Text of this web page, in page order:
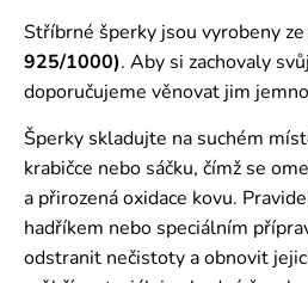
Stříbrné šperky jsou vyrobeny ze
925/1000). Aby si zachovaly
doporučujeme věnovat jim
Šperky skladujte na suchém
krabičce nebo sáčku, čímž se
a přirozená oxidace kovu.
hadříkem nebo speciálním
odstranit nečistoty a obnovit